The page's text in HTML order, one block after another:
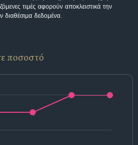
τιμές αφορούν αποκλειστικά την
διαθέσιμα δεδομένα.
ποσοστό